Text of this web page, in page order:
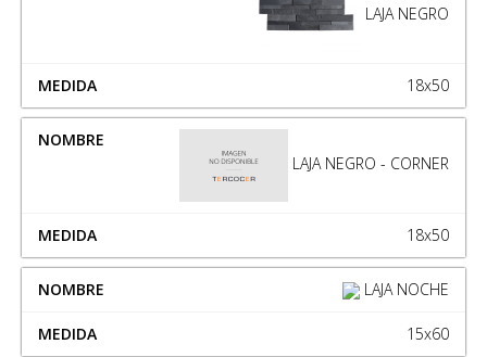
LAJA NEGRO
18x50
LAJA NEGRO - CORNER
18x50
LAJA NOCHE
15x60